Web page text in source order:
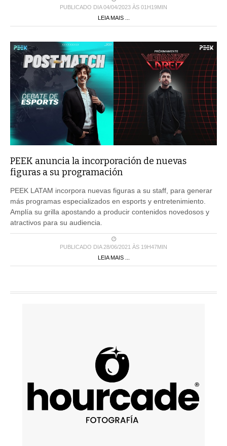
PUBLICADO DIA 04/04/2023 ÀS 01H19MIN
LEIA MAIS ...
PEEK anuncia la incorporación de nuevas
figuras a su programación
PEEK LATAM incorpora nuevas figuras a su staff, para generar
más programas especializados en esports y entretenimiento.
Amplía su grilla apostando a producir contenidos novedosos y
atractivos para su audiencia.
PUBLICADO DIA 28/06/2021 ÀS 19H47MIN
LEIA MAIS ...